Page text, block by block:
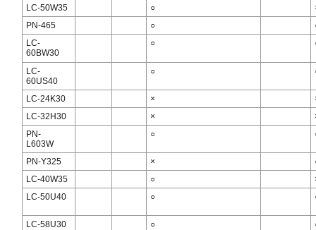
LC-50W35 ○
PN-465
○
LC-
60BW30
○
LC-
60US40
○
LC-24K30 ×
LC-32H30
×
PN-
L603W
○
PN-Y325 ×
LC-40W35
○
LC-50U40
○
LC-58U30 ○